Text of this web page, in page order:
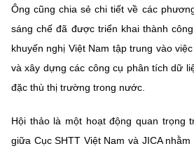
Ông cũng chia sẻ chi tiết về các
sáng chế đã được triển khai thành
khuyến nghị Việt Nam tập trung vào
và xây dựng các công cụ phân tích dữ
đặc thù thị trường trong nước.
Hội thảo là một hoạt động quan trọng
giữa Cục SHTT Việt Nam và JICA